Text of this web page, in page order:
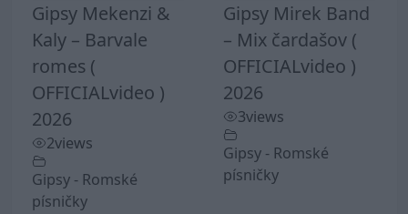
Gipsy Mekenzi &
Kaly – Barvale
romes (
OFFICIALvideo )
2026
2views
Gipsy - Romské
písničky
Gipsy Mirek Band
– Mix čardašov (
OFFICIALvideo )
2026
3views
Gipsy - Romské
písničky